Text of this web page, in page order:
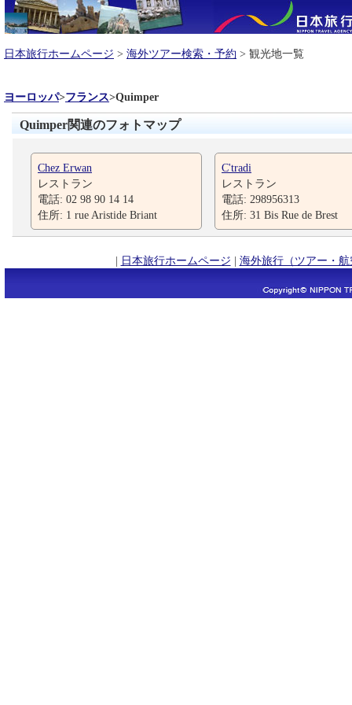
日本旅行ホームページ > 海外ツアー検索・予約 > 観光地一覧
ヨーロッパ>フランス>Quimper
Quimper関連のフォトマップ
Chez Erwan
レストラン
電話: 02 98 90 14 14
住所: 1 rue Aristide Briant
C'tradi
レストラン
電話: 298956313
住所: 31 Bis Rue de Brest
| 日本旅行ホームページ | 海外旅行（ツアー・航